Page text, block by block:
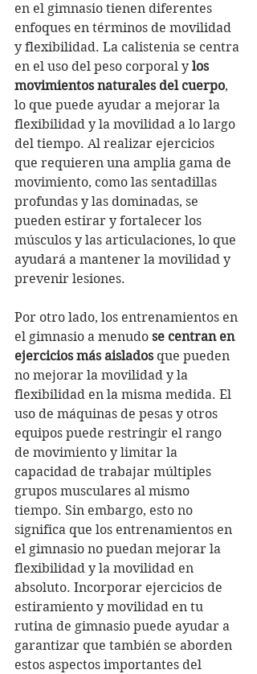
en el gimnasio tienen diferentes
enfoques en términos de movilidad
y flexibilidad. La calistenia se centra
en el uso del peso corporal y los
movimientos naturales del cuerpo,
lo que puede ayudar a mejorar la
flexibilidad y la movilidad a lo largo
del tiempo. Al realizar ejercicios
que requieren una amplia gama de
movimiento, como las sentadillas
profundas y las dominadas, se
pueden estirar y fortalecer los
músculos y las articulaciones, lo que
ayudará a mantener la movilidad y
prevenir lesiones.
Por otro lado, los entrenamientos en
el gimnasio a menudo se centran en
ejercicios más aislados que pueden
no mejorar la movilidad y la
flexibilidad en la misma medida. El
uso de máquinas de pesas y otros
equipos puede restringir el rango
de movimiento y limitar la
capacidad de trabajar múltiples
grupos musculares al mismo
tiempo. Sin embargo, esto no
significa que los entrenamientos en
el gimnasio no puedan mejorar la
flexibilidad y la movilidad en
absoluto. Incorporar ejercicios de
estiramiento y movilidad en tu
rutina de gimnasio puede ayudar a
garantizar que también se aborden
estos aspectos importantes del